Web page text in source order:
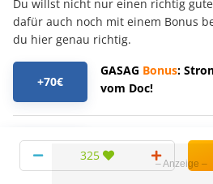
Du willst nicht nur einen richtig
dafür auch noch mit einem Bonus
du hier genau richtig.
+70€
GASAG Bonus:
vom Doc!
Verivox
325